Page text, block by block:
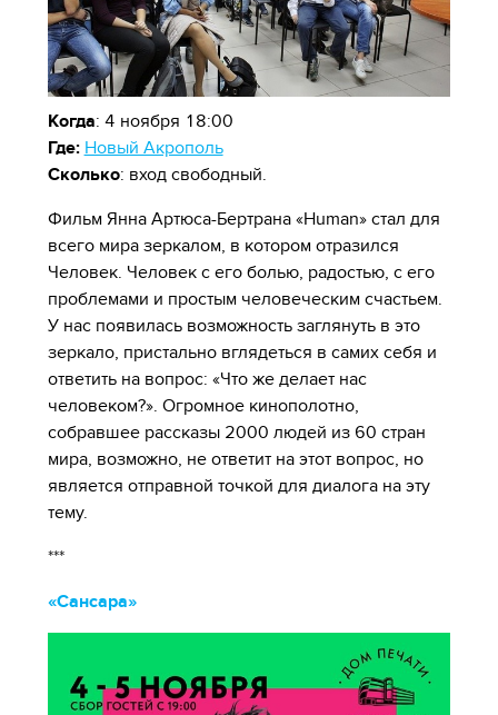
Когда: 4 ноября 18:00
Где: Новый Акрополь
Сколько: вход свободный.
Фильм Янна Артюса-Бертрана «Human» стал для
всего мира зеркалом, в котором отразился
Человек. Человек с его болью, радостью, с его
проблемами и простым человеческим счастьем.
У нас появилась возможность заглянуть в это
зеркало, пристально вглядеться в самих себя и
ответить на вопрос: «Что же делает нас
человеком?». Огромное кинополотно,
собравшее рассказы 2000 людей из 60 стран
мира, возможно, не ответит на этот вопрос, но
является отправной точкой для диалога на эту
тему.
***
«Сансара»